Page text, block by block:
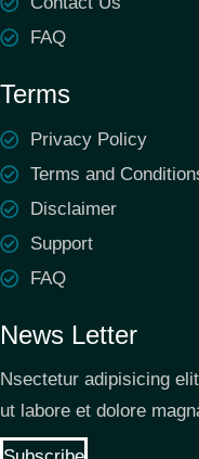
FAQ
Terms
Privacy Policy
Terms and
Disclaimer
Support
FAQ
News Letter
Nsectetur adipisicing
ut labore et dolore